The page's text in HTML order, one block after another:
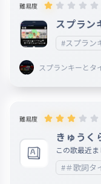
難易度
スプラン
）#スプラン
スプランキーとタ
難易度
きゅうく
この歌最近
ん人は聞い
！！https://
#＃歌詞タ